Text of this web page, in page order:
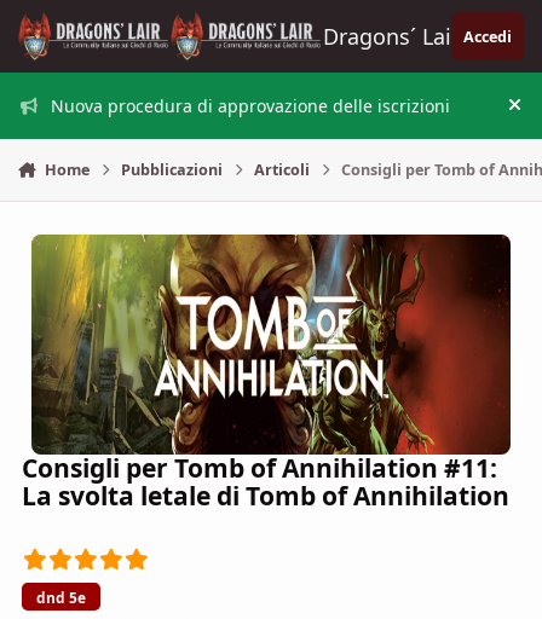
Vai al contenuto
Dragons´ Lair Accedi
Nuova procedura di approvazione delle iscrizioni
Home Pubblicazioni Articoli Consigli per Tomb of
Consigli per Tomb of Annihilation #11:
La svolta letale di Tomb of Annihilation
dnd 5e